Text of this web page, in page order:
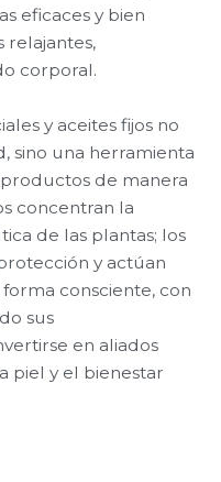
eficaces y bien
relajantes,
corporal.
y aceites fijos no
sino una herramienta
de manera
concentran la
de las plantas; los
y actúan
consciente, con
sus
en aliados
piel y el bienestar